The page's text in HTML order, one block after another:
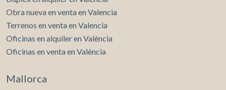
Obra nueva en venta en Valencia
Terrenos en venta en Valencia
Oficinas en alquiler en València
Oficinas en venta en València
Mallorca